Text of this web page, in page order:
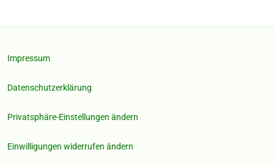
Impressum
Datenschutzerklärung
Privatsphäre-Einstellungen ändern
Einwilligungen widerrufen ändern